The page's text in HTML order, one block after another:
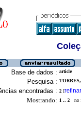
Base de dados : article
Pesquisa :
encontradas : 2 [refinar
Mostrando: 1 .. 2 no